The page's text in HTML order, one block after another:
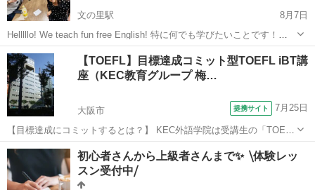
文の里駅
8月7日
Helllllo! We teach fun free English! 特に何でも学びたいことです！
例・（会話、文法、単語、色んな話題、旅行） ゲームでもによって学
べます！ 友達として一緒に学びませんか？ 興味がある場...
大阪 大阪市 文の里駅 英会話 ネイティブ
【TOEFL】目標達成コミット型TOEFL iBT講
座（KEC教育グループ 梅…
大阪市 提携サイト 7月25日
【目標達成にコミットするとは？】 KEC外語学院は受講生の「TOEFL
目標スコア達成」という結果に対して責任を持ち、TOEFL指導のプロ
フェッショナル講師陣が目標達成するまで、徹底的に指導・支援を行
います。 ※保証制度の適...
大阪 大阪市 TOEFL(R)テスト
初心者さんから上級者さんまで✨ ⧹体験レッ
スン受付中⧸